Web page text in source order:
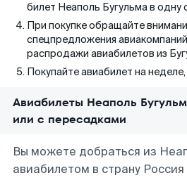
билет Неаполь Бугульма в одну
При покупке обращайте
спецпредложения
распродажи авиабилетов из
Покупайте авиабилет на
Авиабилеты Неаполь
или с пересадками
Вы можете добраться из
авиабилетом в страну